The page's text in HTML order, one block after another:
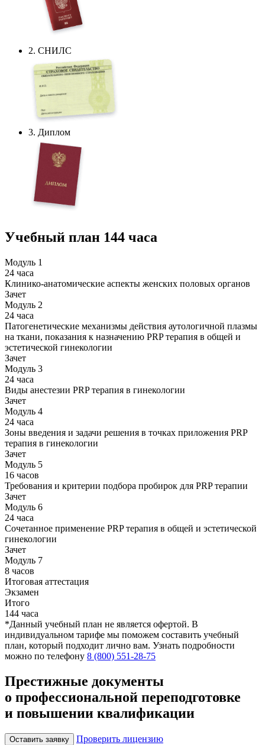
2. СНИЛС
3. Диплом
Учебный план 144 часа
Модуль 1
24 часа
Клинико-анатомические аспекты женских половых органов
Зачет
Модуль 2
24 часа
Патогенетические механизмы действия аутологичной плазмы
на ткани, показания к назначению PRP терапия в общей и
эстетической гинекологии
Зачет
Модуль 3
24 часа
Виды анестезии PRP терапия в гинекологии
Зачет
Модуль 4
24 часа
Зоны введения и задачи решения в точках приложения PRP
терапия в гинекологии
Зачет
Модуль 5
16 часов
Требования и критерии подбора пробирок для PRP терапии
Зачет
Модуль 6
24 часа
Сочетанное применение PRP терапия в общей и эстетической
гинекологии
Зачет
Модуль 7
8 часов
Итоговая аттестация
Экзамен
Итого
144 часа
*Данный учебный план не является офертой. В
индивидуальном тарифе мы поможем составить учебный
план, который подходит лично вам. Узнать подробности
можно по телефону 8 (800) 551-28-75
Престижные документы
о профессиональной переподготовке
и повышении квалификации
Оставить заявку Проверить лицензию